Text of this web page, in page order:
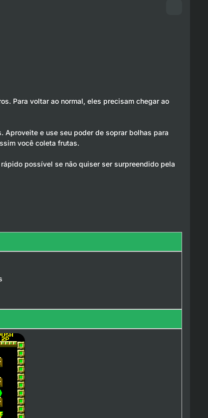
Para voltar ao normal, eles precisam chegar ao
Aproveite e use seu poder de soprar bolhas para
você coleta frutas.
possível se não quiser ser surpreendido pela